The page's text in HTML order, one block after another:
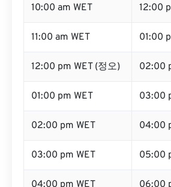
10:00 am WET 12:00
11:00 am WET 01:00
12:00 pm WET (정오) 02:00
01:00 pm WET 03:00
02:00 pm WET 04:00
03:00 pm WET 05:00
04:00 pm WET 06:00